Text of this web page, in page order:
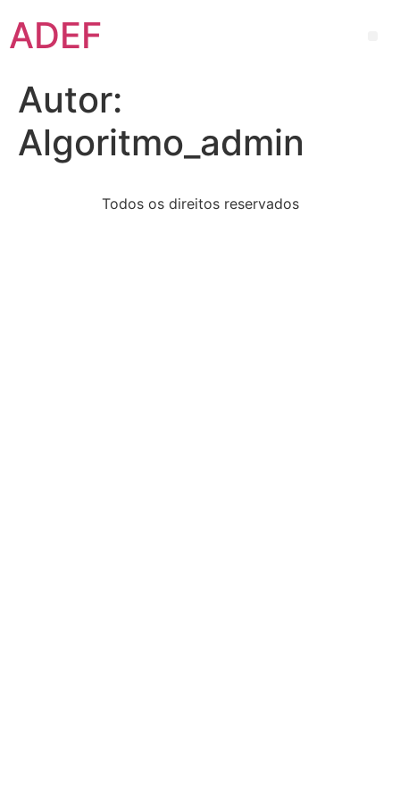
ADEF
Autor:
Algoritmo_admin
Todos os direitos reservados